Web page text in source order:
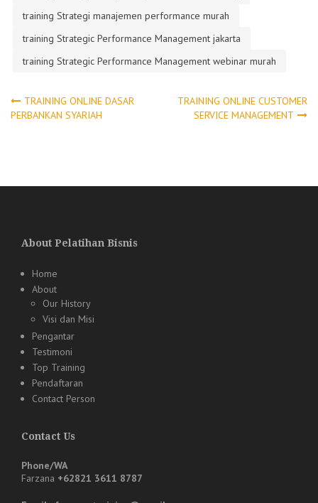
training Strategi manajemen performance murah
training Strategic Performance Management jakarta
training Strategic Performance Management webinar murah
Post
TRAINING ONLINE DASAR
PERBANKAN SYARIAH
TRAINING ONLINE CUSTOMER
SERVICE MANAGEMENT
About Pelatihan Bisnis
Home
About
Our History
Visi dan Misi
Pengantar
Testimoni
Top Training
Pendaftaran
Contact Person
Contact Us
Phone/WA
Farzana +62821 3611 8787